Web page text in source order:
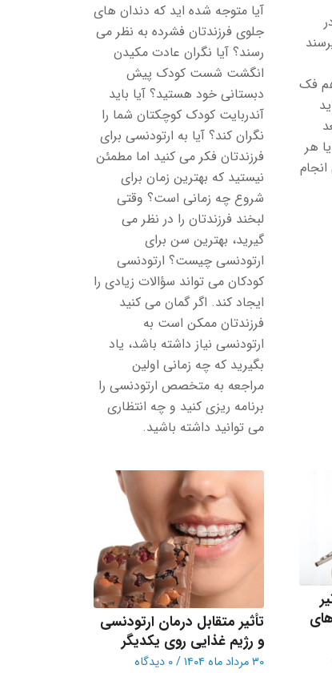
فک
هر
آیا متوجه شده اید که دندان های
جلوی فرزندتان فشرده به نظر می
رسند؟ آیا نگران عادت مکیدن
انگشت شست کودک پیش
دبستانی خود هستید؟ آیا باید
آندربایت کودک کوچکتان شما را
نگران کند؟ آیا به ارتودنسی برای
فرزندتان فکر می کنید اما مطمئن
نیستید که بهترین زمان برای
شروع چه زمانی است؟ وقتی
لبخند فرزندتان را در نظر می
گیرید، بهترین سن برای
ارتودنسی چیست؟ ارتودنسی
کودکان می تواند سؤالات زیادی را
ایجاد کند. اگر گمان می کنید
فرزندتان ممکن است به
ارتودنسی نیاز داشته باشد، یاد
بگیرید که چه زمانی اولین
مراجعه به متخصص ارتودنسی را
برنامه ریزی کنید و چه انتظاری
می توانید داشته باشید.
تأثیر متقابل درمان ارتودنسی
و رژیم غذایی روی یکدیگر
۳۰ مرداد ماه ۱۴۰۴ /۰ دیدگاه